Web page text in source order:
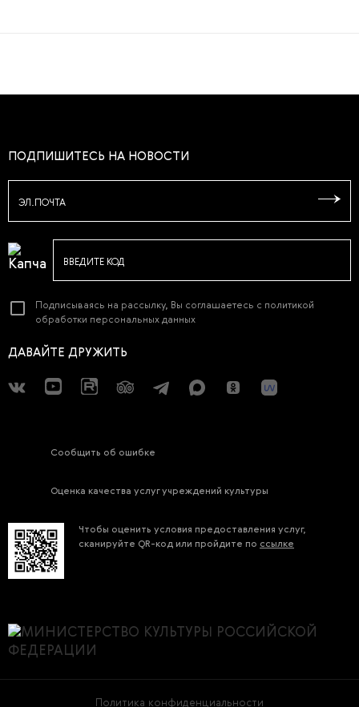
ПОДПИШИТЕСЬ НА НОВОСТИ
ЭЛ.ПОЧТА
ВВЕДИТЕ КОД
Подписываясь на рассылку, Вы соглашаетесь с политикой
обработки персональных данных
ДАВАЙТЕ ДРУЖИТЬ
Сообщить об ошибке
Оценка качества услуг учреждений культуры
Чтобы оценить условия предоставления услуг,
сканируйте QR-код или пройдите по ссылке
Политика конфиденциальности